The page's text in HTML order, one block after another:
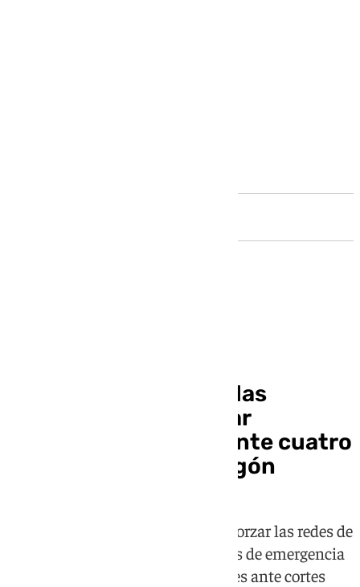
El Gobierno exigirá a las
operadoras garantizar
cobertura móvil durante cuatro
horas en caso de apagón
La nueva normativa obligará a reforzar las redes de
telecomunicaciones y los servicios de emergencia
para mantener las comunicaciones ante cortes